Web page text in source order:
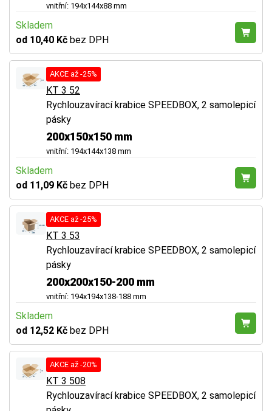
vnitřní: 194x144x88 mm
Skladem
od 10,40 Kč bez DPH
AKCE až -25%
KT 3 52
Rychlouzavírací krabice SPEEDBOX, 2 samolepicí
pásky
200x150x150 mm
vnitřní: 194x144x138 mm
Skladem
od 11,09 Kč bez DPH
AKCE až -25%
KT 3 53
Rychlouzavírací krabice SPEEDBOX, 2 samolepicí
pásky
200x200x150-200 mm
vnitřní: 194x194x138-188 mm
Skladem
od 12,52 Kč bez DPH
AKCE až -20%
KT 3 508
Rychlouzavírací krabice SPEEDBOX, 2 samolepicí